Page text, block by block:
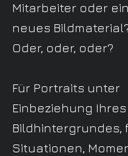
Mitarbeiter oder
neues
Oder, oder, oder?
Für Portraits unter
Einbeziehung Ihres
Bildhintergrundes,
Situationen,